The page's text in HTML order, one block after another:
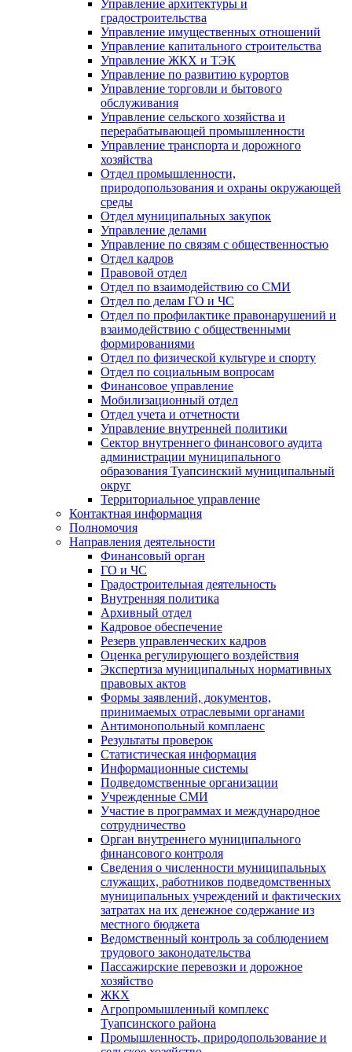
Управление архитектуры и
градостроительства
Управление имущественных отношений
Управление капитального строительства
Управление ЖКХ и ТЭК
Управление по развитию курортов
Управление торговли и бытового
обслуживания
Управление сельского хозяйства и
перерабатывающей промышленности
Управление транспорта и дорожного
хозяйства
Отдел промышленности,
природопользования и охраны окружающей
среды
Отдел муниципальных закупок
Управление делами
Управление по связям с общественностью
Отдел кадров
Правовой отдел
Отдел по взаимодействию со СМИ
Отдел по делам ГО и ЧС
Отдел по профилактике правонарушений и
взаимодействию с общественными
формированиями
Отдел по физической культуре и спорту
Отдел по социальным вопросам
Финансовое управление
Мобилизационный отдел
Отдел учета и отчетности
Управление внутренней политики
Сектор внутреннего финансового аудита
администрации муниципального
образования Туапсинский муниципальный
округ
Территориальное управление
Контактная информация
Полномочия
Направления деятельности
Финансовый орган
ГО и ЧС
Градостроительная деятельность
Внутренняя политика
Архивный отдел
Кадровое обеспечение
Резерв управленческих кадров
Оценка регулирующего воздействия
Экспертиза муниципальных нормативных
правовых актов
Формы заявлений, документов,
принимаемых отраслевыми органами
Антимонопольный комплаенс
Результаты проверок
Статистическая информация
Информационные системы
Подведомственные организации
Учрежденные СМИ
Участие в программах и международное
сотрудничество
Орган внутреннего муниципального
финансового контроля
Сведения о численности муниципальных
служащих, работников подведомственных
муниципальных учреждений и фактических
затратах на их денежное содержание из
местного бюджета
Ведомственный контроль за соблюдением
трудового законодательства
Пассажирские перевозки и дорожное
хозяйство
ЖКХ
Агропромышленный комплекс
Туапсинского района
Промышленность, природопользование и